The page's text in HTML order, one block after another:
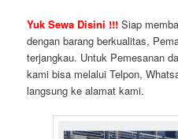
Yuk Sewa Disini !!! Siap
dengan barang berkualitas,
terjangkau. Untuk Pemesanan
kami bisa melalui Telpon,
langsung ke alamat kami.